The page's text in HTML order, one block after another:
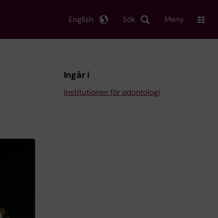
Sök
English Meny
Ingår i
Institutionen för odontologi